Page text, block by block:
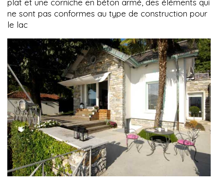
plat et une corniche en béton armé, des éléments qui
ne sont pas conformes au type de construction pour
le lac